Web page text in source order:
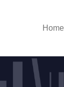
Home